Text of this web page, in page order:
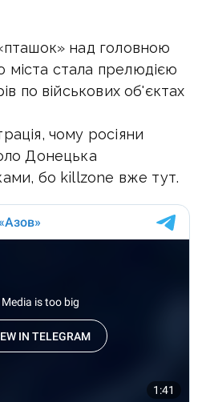
над головною
стала прелюдією
по військових об'єктах
чому росіяни
Донецька
бо killzone вже тут.